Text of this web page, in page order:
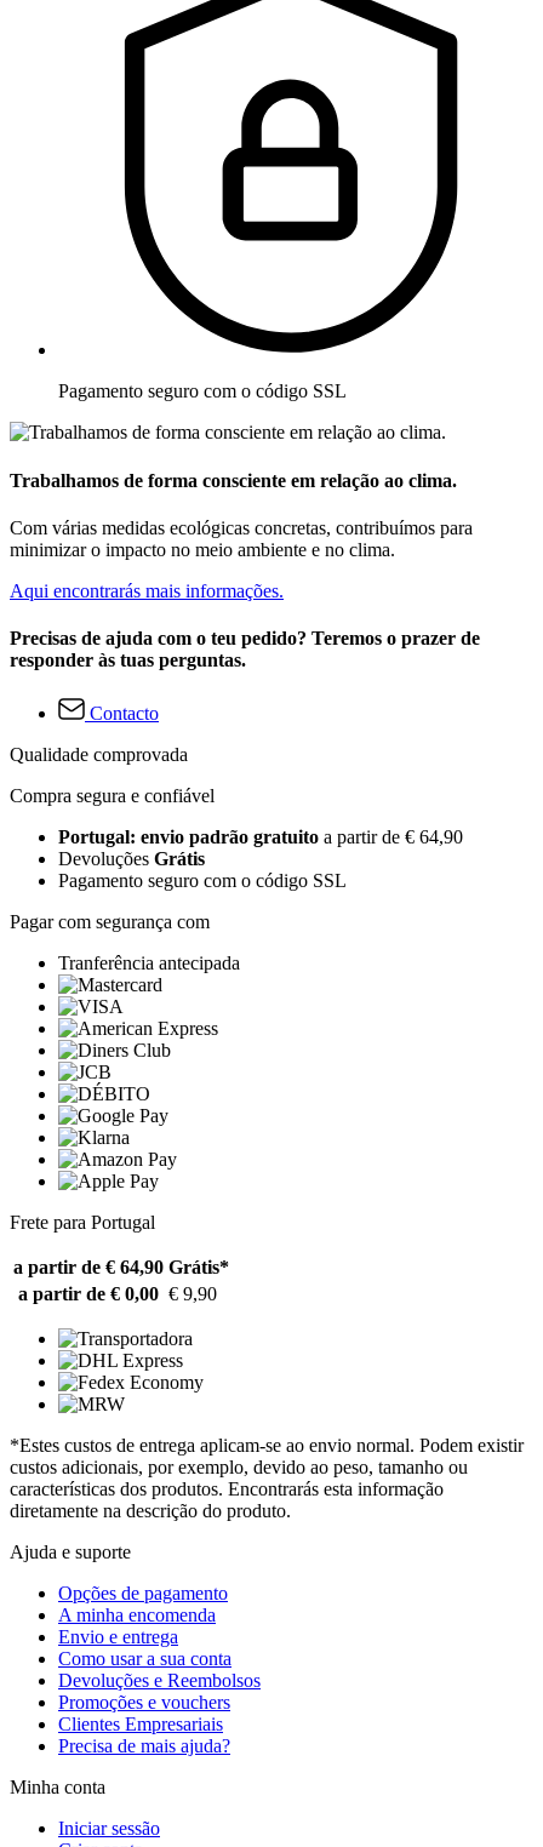
Pagamento seguro com o código SSL
Trabalhamos de forma consciente em relação ao clima.
Com várias medidas ecológicas concretas, contribuímos para
minimizar o impacto no meio ambiente e no clima.
Aqui encontrarás mais informações.
Precisas de ajuda com o teu pedido? Teremos o prazer de
responder às tuas perguntas.
Contacto
Qualidade comprovada
Compra segura e confiável
Portugal: envio padrão gratuito a partir de € 64,90
Devoluções Grátis
Pagamento seguro com o código SSL
Pagar com segurança com
Tranferência antecipada
Frete para Portugal
a partir de € 64,90 Grátis*
a partir de € 0,00 € 9,90
*Estes custos de entrega aplicam-se ao envio normal. Podem existir
custos adicionais, por exemplo, devido ao peso, tamanho ou
características dos produtos. Encontrarás esta informação
diretamente na descrição do produto.
Ajuda e suporte
Opções de pagamento
A minha encomenda
Envio e entrega
Como usar a sua conta
Devoluções e Reembolsos
Promoções e vouchers
Clientes Empresariais
Precisa de mais ajuda?
Minha conta
Iniciar sessão